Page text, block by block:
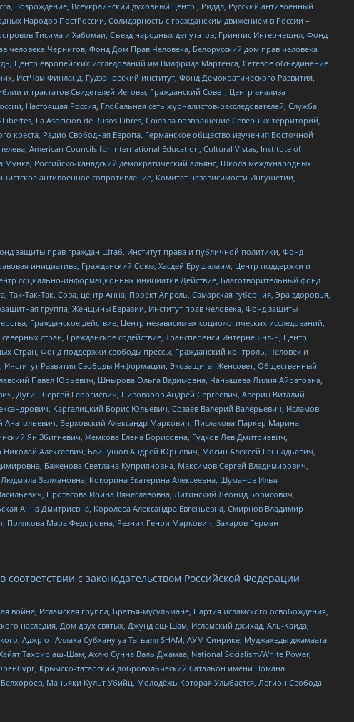
Возрождение, Всеукраинский духовный центр , Риддл, Русский антивоенный
Народов ПостРоссии, Солидарность с гражданским движением в России –
Тисима и Хабомаи, Съезд народных депутатов, Гринпис Интернешнл, Фонд
человека Чернигов, Фонд Дом Прав Человека, Белорусский дом прав человека
Центр европейских исследований им Вилфрида Мартенса, Сетевое объединение
ИстЧам Финланд, Гудзоновский институт, Фонд Демократического Развития,
и трактатов Свидетелей Иеговы, Гражданский Совет, Центр анализа
Настоящая Россия, Глобальная сеть журналистов-расследователей, Служба
La Asocicion de Rusos Libres, Союз за возвращение Северных территорий,
креста, Радио Свободная Европа, Германское общество изучения Восточной
American Councils for International Education, Cultural Vistas, Institute of
Российско-канадский демократический альянс, Школа международных
антивоенное сопротивление, Комитет независимости Ингушетии,
защиты прав граждан Штаб, Институт права и публичной политики, Фонд
инициатива, Гражданский Союз, Хасдей Ерушалаим, Центр поддержки и
социально-информационных инициатив Действие, Благотворительный фонд
Так-Так, Сова, центр Анна, Проект Апрель, Самарская губерния, Эра здоровья,
группа, Женщины Евразии, Институт прав человека, Фонд защиты
Гражданское действие, Центр независимых социологических исследований,
стран, Гражданское содействие, Трансперенси Интернешнл-Р, Центр
Стран, Фонд поддержки свободы прессы, Гражданский контроль, Человек и
Развития Свободы Информации, Экозащита!-Женсовет, Общественный
Павел Юрьевич, Шнырова Ольга Вадимовна, Чанышева Лилия Айратовна,
Дугин Сергей Георгиевич, Пивоваров Андрей Сергеевич, Аверин Виталий
Каргалицкий Борис Юльевич, Созаев Валерий Валерьевич, Исламов
Верховский Александр Маркович, Пислакова-Паркер Марина
Ян Збигневич, Жемкова Елена Борисовна, Гудков Лев Дмитриевич,
Алексеевич, Блинушов Андрей Юрьевич, Мосин Алексей Геннадьевич,
Баженова Светлана Куприяновна, Максимов Сергей Владимирович,
Залмановна, Кокорина Екатерина Алексеевна, Шуманов Илья
Протасова Ирина Вячеславовна, Литинский Леонид Борисович,
Анна Дмитриевна, Королева Александра Евгеньевна, Смирнов Владимир
Мара Федоровна, Резник Генри Маркович, Захаров Герман
с законодательством Российской Федерации
Исламская группа, Братья-мусульмане, Партия исламского освобождения,
наследия, Дом двух святых, Джунд аш-Шам, Исламский джихад, Аль-Каида,
Аджр от Аллаха Субхану уа Тагьаля SHAM, АУМ Синрике, Муджахеды джамаата
Тахрир аш-Шам, Ахлю Сунна Валь Джамаа, National Socialism/White Power,
Крымско-татарский добровольческий батальон имени Номана
Маньяки Культ Убийц, Молодёжь Которая Улыбается, Легион Свобода